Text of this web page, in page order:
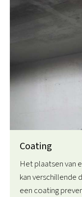
Coating
Het plaatsen van
kan verschillende
een coating